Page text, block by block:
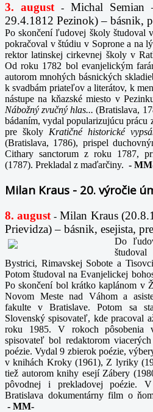
3. august -Michal Semian
29.4.1812 Pezinok) – básnik,
Po skončení ľudovej školy študoval
pokračoval v štúdiu v Soprone a na
rektor latinskej cirkevnej školy v
Od roku 1782 bol evanjelickým
autorom mnohých básnických
k svadbám priateľov a literátov, k
nástupe na kňazské miesto v
Nábožný zvučný hlas...(Bratislava,
bádaním, vydal popularizujúcu prácu
pre školy Kratičné historické
(Bratislava, 1786), prispel
Cithary sanctorum z roku 1787,
(1787). Prekladal z maďarčiny. -
Milan Kraus - 20. výročie
8. august -Milan Kraus
Prievidza) – básnik, esejista,
Do
Bystrici, Rimavskej Sobote a
Potom študoval na Evanjelickej
Po skončení bol krátko kaplánom v
Novom Meste nad Váhom a
fakulte v Bratislave. Potom sa
Slovenský spisovateľ, kde pracoval
roku 1985. V rokoch pôsobenia
spisovateľ bol redaktorom
poézie. Vydal 9 zbierok poézie,
v knihách Kroky (1961), Z lyriky
tiež autorom knihy esejí Zábery
pôvodnej i prekladovej poézie.
Bratislava dokumentárny film o
- MM-